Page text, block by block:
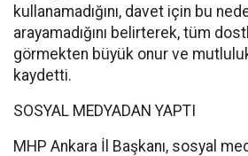
kullanamadığını, davet için bu
arayamadığını belirterek, tüm
görmekten büyük onur ve
kaydetti.
SOSYAL MEDYADAN YAPTI
MHP Ankara İl Başkanı, sosyal